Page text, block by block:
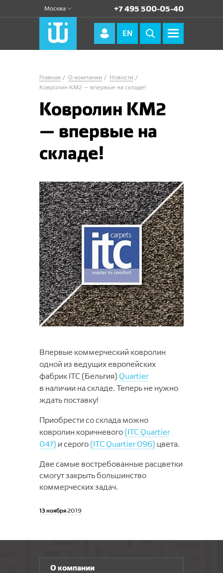
Москва +7 495 500-05-40
EN
Главная О компании
Новости
Ковролин КМ2 — впервые на складе!
Ковролин КМ2
— впервые на
складе!
Впервые коммерческий ковролин
одной из ведущих европейских
фабрик ITC (Бельгия) Quartier
в наличии на складе. Теперь не нужно
ждать поставку!
Приобрести со склада можно
ковролин коричневого (ITC Quartier
047) и серого (ITC Quartier 096) цвета.
Две самые востребованные расцветки
смогут закрыть большинство
коммерческих задач.
13 ноября2019
О компании